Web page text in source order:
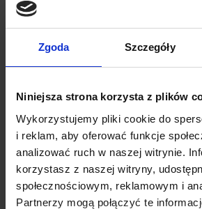
Zgoda Szczegóły
Niniejsza strona korzysta z plików
Wykorzystujemy pliki cookie do
i reklam, aby oferować funkcje
analizować ruch w naszej witrynie.
korzystasz z naszej witryny,
społecznościowym, reklamowym i
Partnerzy mogą połączyć te